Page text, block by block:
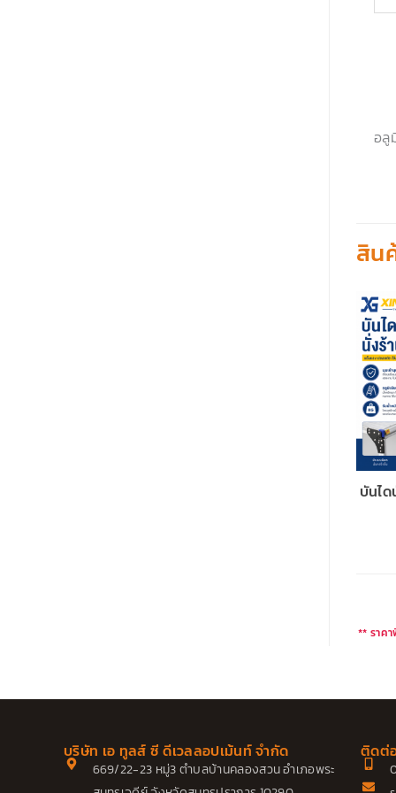
อลู
สิน
บันไ
** ราค
บริษัท เอ ทูลส์ ซี ดีเวลลอปเม้นท์ จำกัด
669/22-23 หมู่3 ตำบลบ้านคลองสวน อำเภอพระ
ติดต่